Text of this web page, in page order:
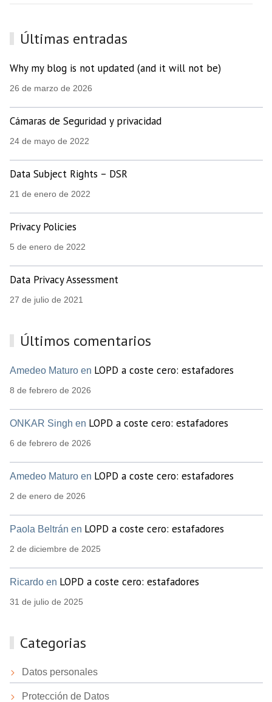
Últimas entradas
Why my blog is not updated (and it will not be)
26 de marzo de 2026
Cámaras de Seguridad y privacidad
24 de mayo de 2022
Data Subject Rights – DSR
21 de enero de 2022
Privacy Policies
5 de enero de 2022
Data Privacy Assessment
27 de julio de 2021
Últimos comentarios
Amedeo Maturo en LOPD a coste cero: estafadores
8 de febrero de 2026
ONKAR Singh en LOPD a coste cero: estafadores
6 de febrero de 2026
Amedeo Maturo en LOPD a coste cero: estafadores
2 de enero de 2026
Paola Beltrán en LOPD a coste cero: estafadores
2 de diciembre de 2025
Ricardo en LOPD a coste cero: estafadores
31 de julio de 2025
Categorias
Datos personales
Protección de Datos